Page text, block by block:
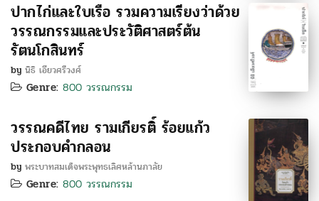
ปากไก่และใบเรือ รวมความเรียงว่าด้วย
วรรณกรรมและประวัติศาสตร์ต้น
รัตนโกสินทร์
by นิธิ เอียวศรีวงศ์
Genre: 800 วรรณกรรม
วรรณคดีไทย รามเกียรติ์ ร้อยแก้ว
ประกอบคำกลอน
by พระบาทสมเด็จพระพุทธเลิศหล้านภาลัย
Genre: 800 วรรณกรรม